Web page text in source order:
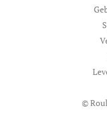
©